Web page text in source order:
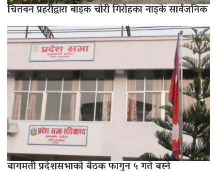
चितवन प्रहरीद्वारा बाइक चोरी गिरोहका नाइके सार्वजनिक
बागमती प्रदेशसभाको बैठक फागुन ५ गते बस्ने